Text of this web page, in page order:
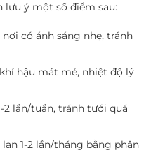
lưu ý một số điểm sau:
có ánh sáng nhẹ, tránh
hậu mát mẻ, nhiệt độ lý
2 lần/tuần, tránh tưới quá
1-2 lần/tháng bằng phân